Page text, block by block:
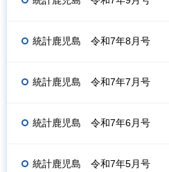
統計鹿児島 令和7年8月号
統計鹿児島 令和7年7月号
統計鹿児島 令和7年6月号
統計鹿児島 令和7年5月号